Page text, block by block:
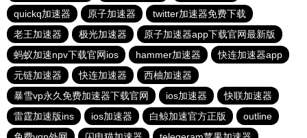
quickq加速器
原子加速器
twitter加速器免费下载
老王加速器
极光加速器
原子加速器app下载官网最新版
蚂蚁加速npv下载官网ios
hammer加速器
快连加速器app
元链加速器
快连加速器
西柚加速器
暴雪vp永久免费加速器下载官网
ios加速器
快联加速器
雷霆加速版ins
ios加速器 白鲸加速官方正版
outline